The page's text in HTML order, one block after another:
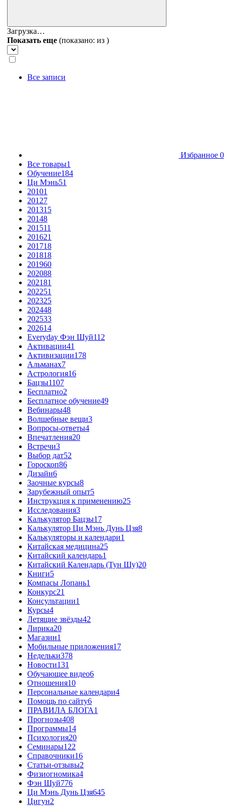
Загрузка…
Показать еще (показано: из )
Все записи
Избранное 0
Все товары1
Обучение184
Ци Мэнь51
20101
20127
201315
20148
201511
201621
201718
201818
201960
202088
202181
202251
202325
202448
202533
202614
Everyday Фэн Шуй112
Активации41
Активизации178
Альманах7
Астрология16
Бацзы1107
Бесплатно2
Бесплатное обучение49
Вебинары48
Волшебные вещи3
Вопросы-ответы4
Впечатления20
Встречи3
Выбор дат52
Гороскоп86
Дизайн6
Заочные курсы8
Зарубежный опыт5
Инструкция к применению25
Исследования3
Калькулятор Бацзы17
Калькулятор Ци Мэнь Дунь Цзя8
Калькуляторы и календари1
Китайская медицина25
Китайский календарь1
Китайский Календарь (Тун Шу)20
Книги5
Компасы Лопань1
Конкурс21
Консультации1
Курсы4
Летящие звёзды42
Лирика20
Магазин1
Мобильные приложения17
Недельки378
Новости131
Обучающее видео6
Отношения10
Персональные календари4
Помощь по сайту6
ПРАВИЛА БЛОГА1
Прогнозы408
Программы14
Психология20
Семинары122
Справочники16
Статьи-отзывы2
Физиогномика4
Фэн Шуй776
Ци Мэнь Дунь Цзя645
Цигун2